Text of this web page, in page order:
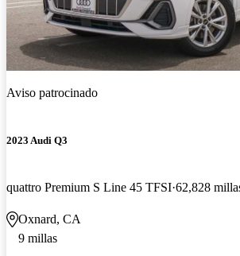
Aviso patrocinado
2023 Audi Q3
quattro Premium S Line 45 TFSI 62,828
Oxnard, CA
9 millas